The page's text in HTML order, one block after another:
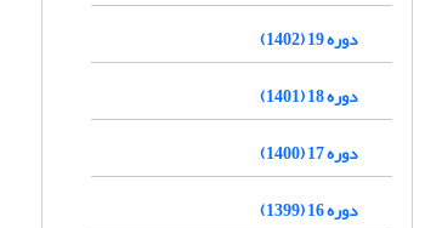
دوره 19 (1402)
دوره 18 (1401)
دوره 17 (1400)
دوره 16 (1399)